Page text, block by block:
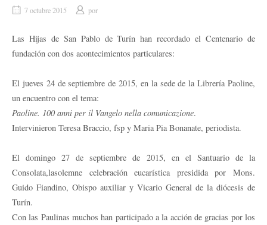
7 octubre 2015 por
Las Hijas de San Pablo de Turín han recordado el Centenario de
fundación con dos acontecimientos particulares:
El jueves 24 de septiembre de 2015, en la sede de la Librería Paoline,
un encuentro con el tema:
Paoline. 100 anni per il Vangelo nella comunicazione.
Intervinieron Teresa Braccio, fsp y Maria Pia Bonanate, periodista.
El domingo 27 de septiembre de 2015, en el Santuario de la
Consolata,lasolemne celebración eucarística presidida por Mons.
Guido Fiandino, Obispo auxiliar y Vicario General de la diócesis de
Turín.
Con las Paulinas muchos han participado a la acción de gracias por los